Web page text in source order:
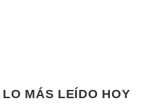
LO MÁS LEÍDO HOY